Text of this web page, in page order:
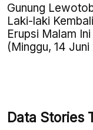
Gunung
Laki-laki Kembali
Erupsi Malam Ini
(Minggu, 14
Data Stories